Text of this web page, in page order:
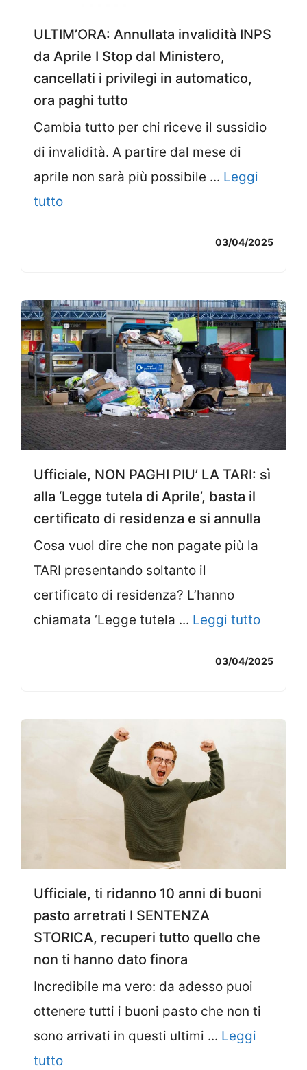
ULTIM’ORA: Annullata invalidità INPS
da Aprile I Stop dal Ministero,
cancellati i privilegi in automatico,
ora paghi tutto
Cambia tutto per chi riceve il sussidio
di invalidità. A partire dal mese di
aprile non sarà più possibile ... Leggi
tutto
03/04/2025
Ufficiale, NON PAGHI PIU’ LA TARI: sì
alla ‘Legge tutela di Aprile’, basta il
certificato di residenza e si annulla
Cosa vuol dire che non pagate più la
TARI presentando soltanto il
certificato di residenza? L’hanno
chiamata ‘Legge tutela ... Leggi tutto
03/04/2025
Ufficiale, ti ridanno 10 anni di buoni
pasto arretrati I SENTENZA
STORICA, recuperi tutto quello che
non ti hanno dato finora
Incredibile ma vero: da adesso puoi
ottenere tutti i buoni pasto che non ti
sono arrivati in questi ultimi ... Leggi
tutto